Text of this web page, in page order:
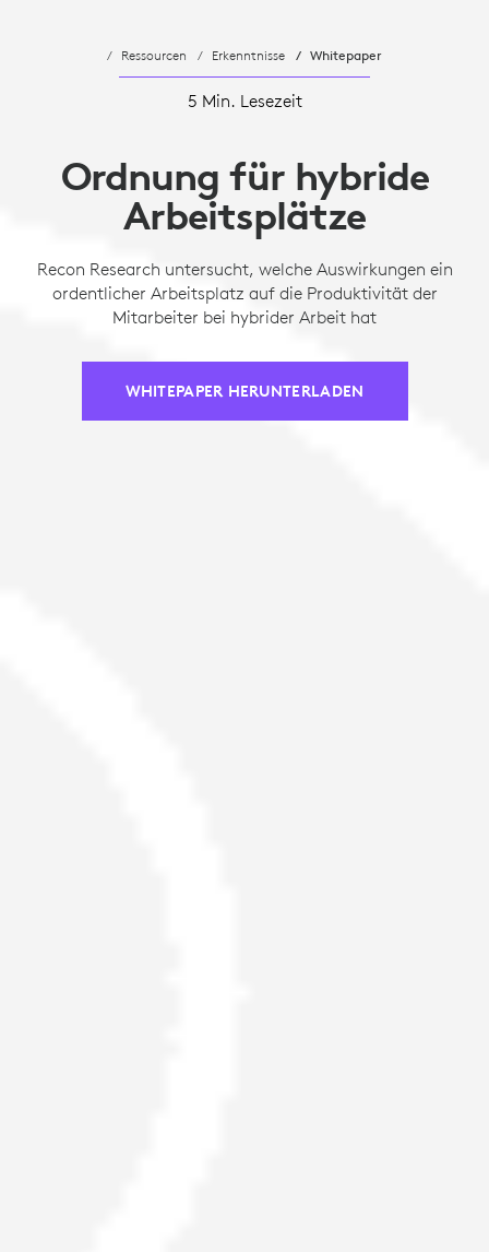
Ressourcen Erkenntnisse Whitepaper
5 Min. Lesezeit
Ordnung für hybride
Arbeitsplätze
Recon Research untersucht, welche Auswirkungen ein
ordentlicher Arbeitsplatz auf die Produktivität der
Mitarbeiter bei hybrider Arbeit hat
WHITEPAPER HERUNTERLADEN